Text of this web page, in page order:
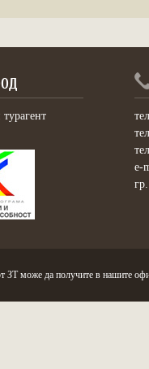
e-
ЗТ може да получите в нашите